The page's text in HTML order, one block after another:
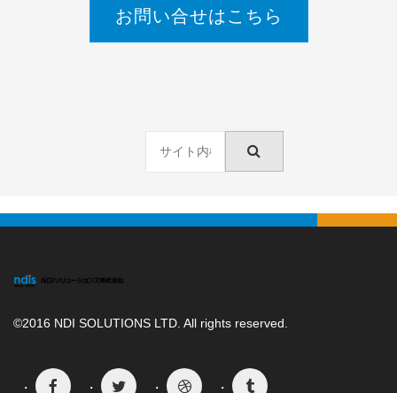
お問い合せはこちら
©2016 NDI SOLUTIONS LTD. All rights reserved.